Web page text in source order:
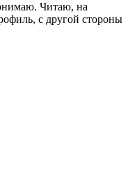
Читаю, на
с другой стороны